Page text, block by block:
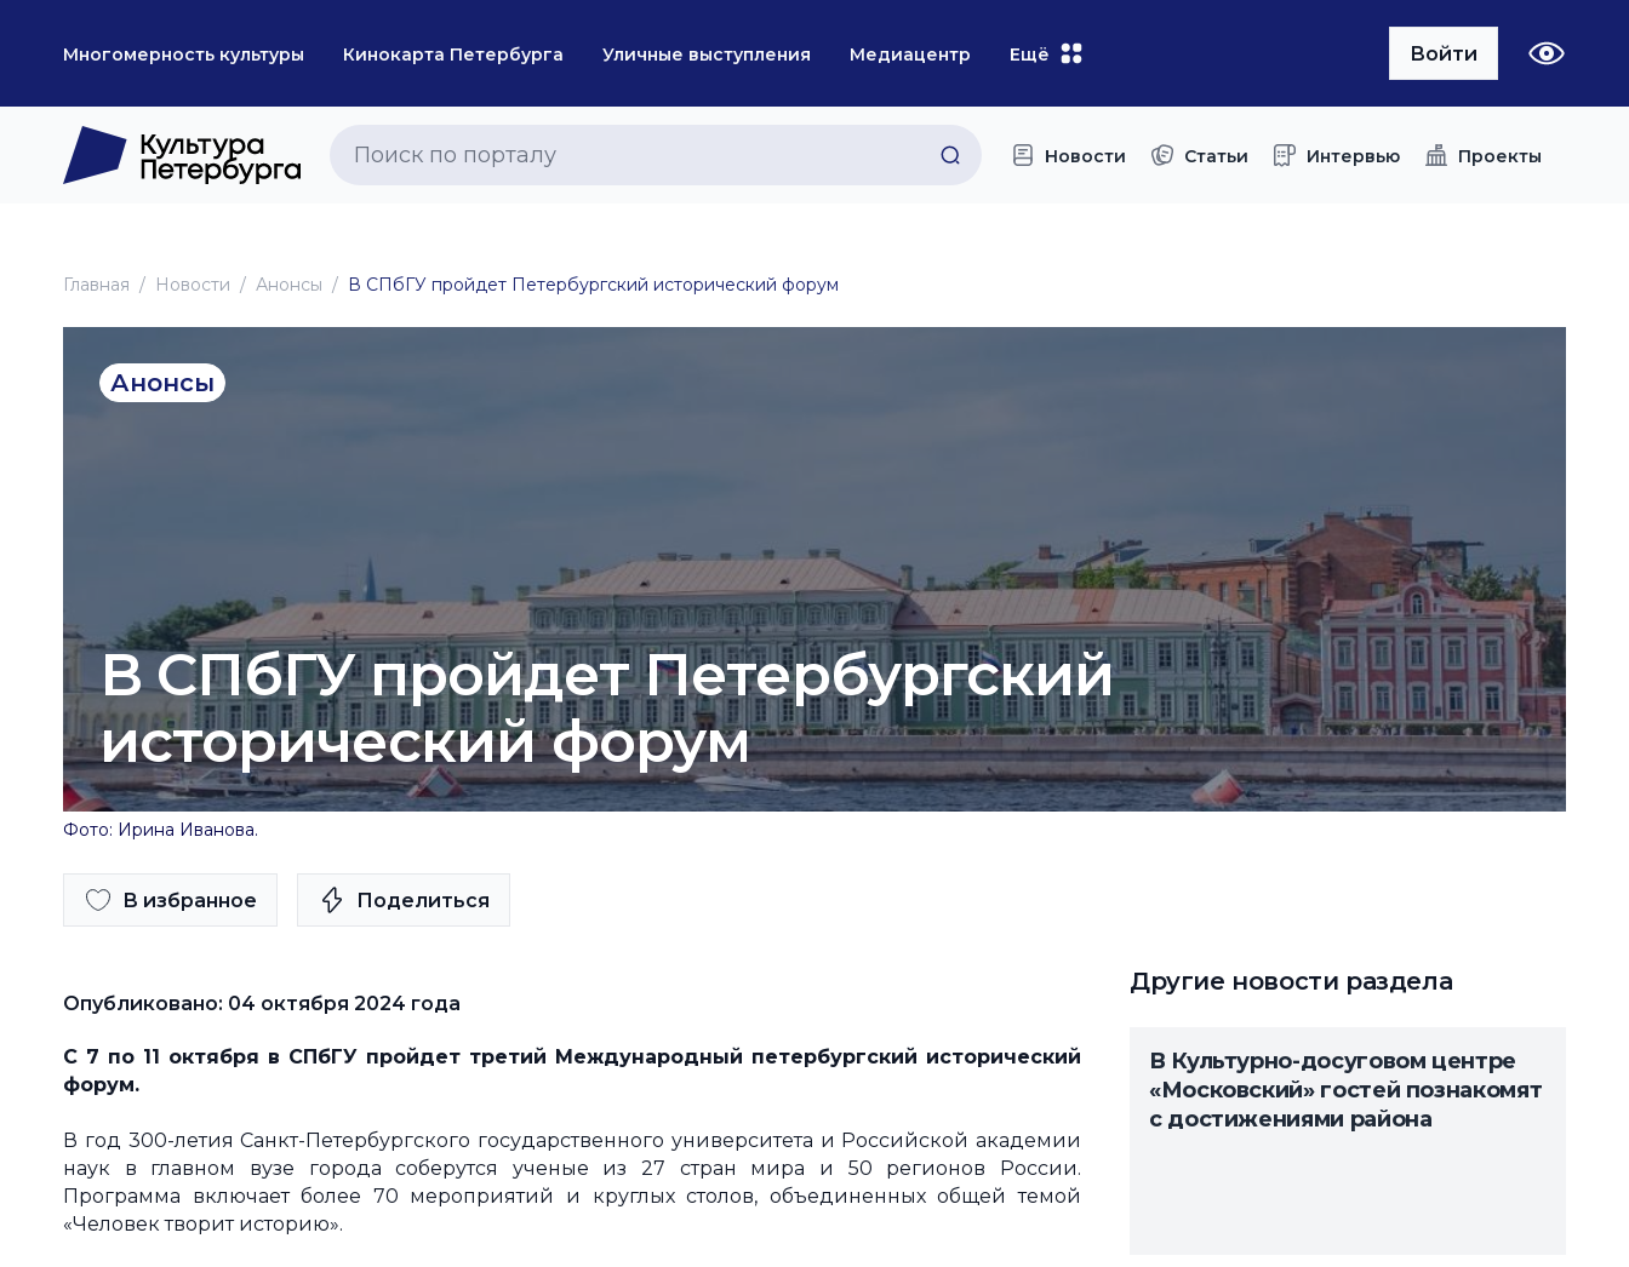
Многомерность культуры Кинокарта Петербурга Уличные выступления Медиацентр Ещё Войти
Новости Статьи Интервью Проекты
Главная Новоcти Анонсы В СПбГУ пройдет Петербургский исторический форум
Анонсы
В СПбГУ пройдет Петербургский
исторический форум
Фото: Ирина Иванова.
В избранное Поделиться
Опубликовано: 04 октября 2024 года
С 7 по 11 октября в СПбГУ пройдет третий Международный петербургский исторический
форум.
В год 300-летия Санкт-Петербургского государственного университета и Российской академии
наук в главном вузе города соберутся ученые из 27 стран мира и 50 регионов России.
Программа включает более 70 мероприятий и круглых столов, объединенных общей темой
«Человек творит историю».
Другие новости раздела
В Культурно-досуговом центре
«Московский» гостей познакомят
с достижениями района